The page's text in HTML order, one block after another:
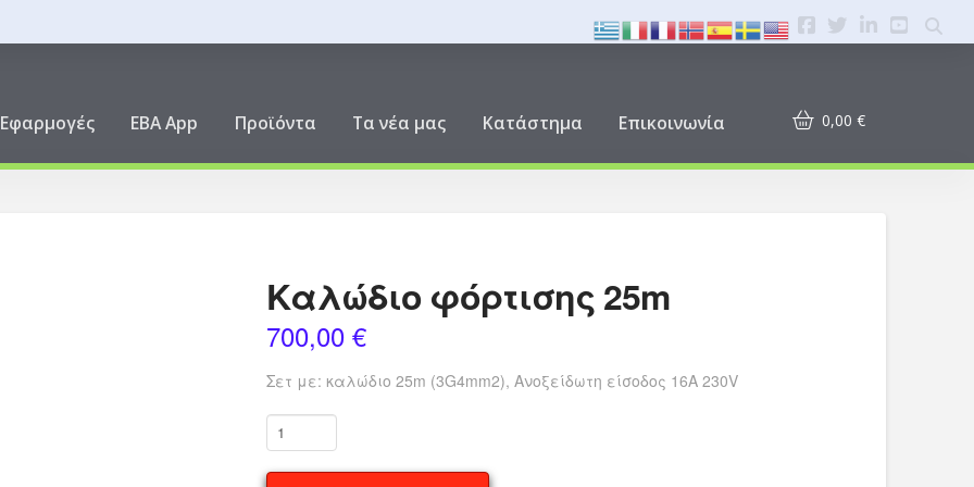
Εφαρμογές EBA App Προϊόντα Τα νέα μας Κατάστημα Επικοινωνία 0,00 €
Καλώδιο φόρτισης 25m
700,00€
Σετ με: καλώδιο 25m (3G4mm2), Ανοξείδωτη είσοδος 16A 230V
Καλώδιο
φόρτισης
25m